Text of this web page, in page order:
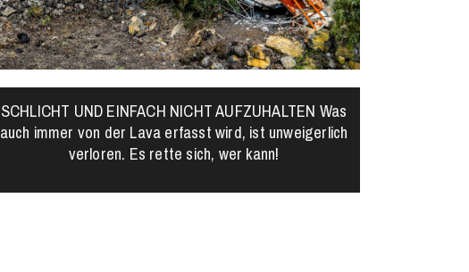
SCHLICHT UND EINFACH NICHT AUFZUHALTEN Was
auch immer von der Lava erfasst wird, ist unweigerlich
verloren. Es rette sich, wer kann!